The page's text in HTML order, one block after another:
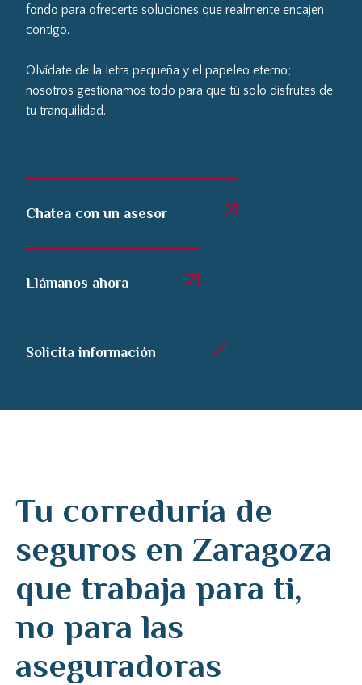
fondo para ofrecerte soluciones que realmente encajen
contigo.
Olvídate de la letra pequeña y el papeleo eterno;
nosotros gestionamos todo para que tú solo disfrutes de
tu tranquilidad.
Chatea con un asesor
Llámanos ahora
Solicita información
Tu correduría de
seguros en Zaragoza
que trabaja para ti,
no para las
aseguradoras